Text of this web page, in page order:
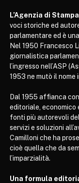
L’Agenzia di
voci storiche ed
parlamentare ed è
Nel 1950 Francesco
giornalistica
l’ingresso nell’ASP
1953 ne mutò il nome
Dal 1955 affianca
editoriale, economico
fonti più autorevoli
servizi e soluzioni
Camilloni che ha
cioè quella che da
l’imparzialità.
Una formula